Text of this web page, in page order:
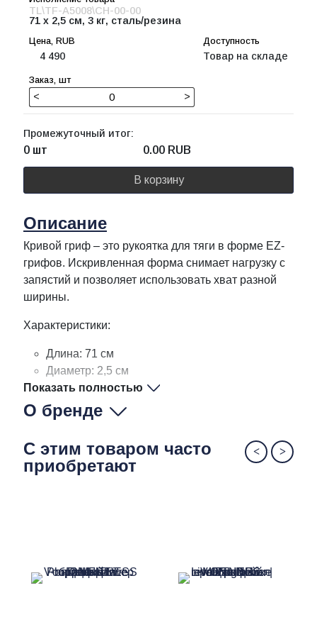
TL\TF-A5008\CH-00-00
71 х 2,5 см, 3 кг, сталь/резина
4 490 Товар на складе
< >
Промежуточный итог:
0 шт 0.00 RUB
В корзину
Описание
Кривой гриф – это рукоятка для тяги в форме EZ-
грифов. Искривленная форма снимает нагрузку с
запястий и позволяет использовать хват разной
ширины.
Характеристики:
Длина: 71 см
Диаметр: 2,5 см
Вес: 3 кг
Показать полностью
О бренде
С этим товаром часто
приобретают